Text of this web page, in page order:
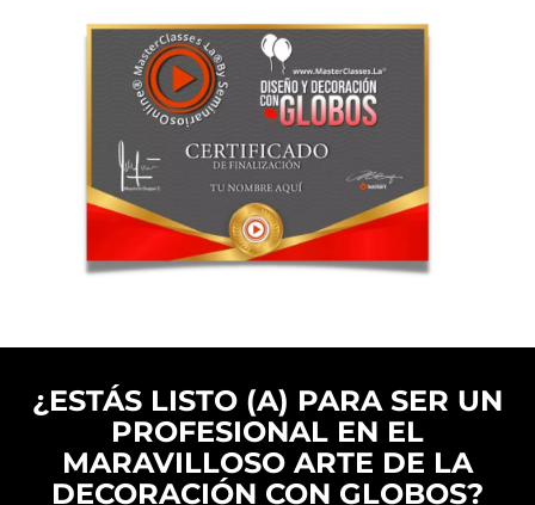
¿ESTÁS LISTO (A) PARA SER UN
PROFESIONAL EN EL
MARAVILLOSO ARTE DE LA
DECORACIÓN CON GLOBOS?